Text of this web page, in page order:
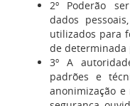
2º Poderão
dados
utilizados para
de determinada
3º A
padrões e
anonimização e